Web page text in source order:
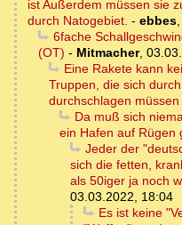
ist Außerdem müssen sie
durch Natogebiet. - ebbes,
6fache
(OT) - Mitmacher,
Eine Rakete kann
Truppen, die sich
durchschlagen müssen
Da muß sich
ein Hafen auf Rügen
Jeder der
sich die fetten,
als 50iger ja noch
03.03.2022, 18:04
Es ist keine